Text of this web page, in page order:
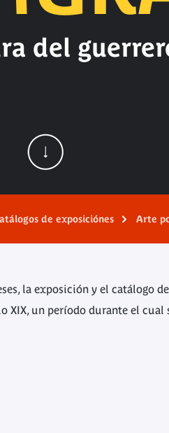
del
de exposiciónes Arte
la exposición y el catálogo
XIX, un período durante el